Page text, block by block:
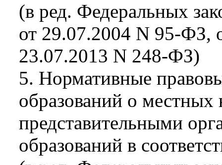
(в ред. Федеральных
от 29.07.2004 N 95-ФЗ,
23.07.2013 N 248-ФЗ)
5. Нормативные
образований о
представительными
образований в